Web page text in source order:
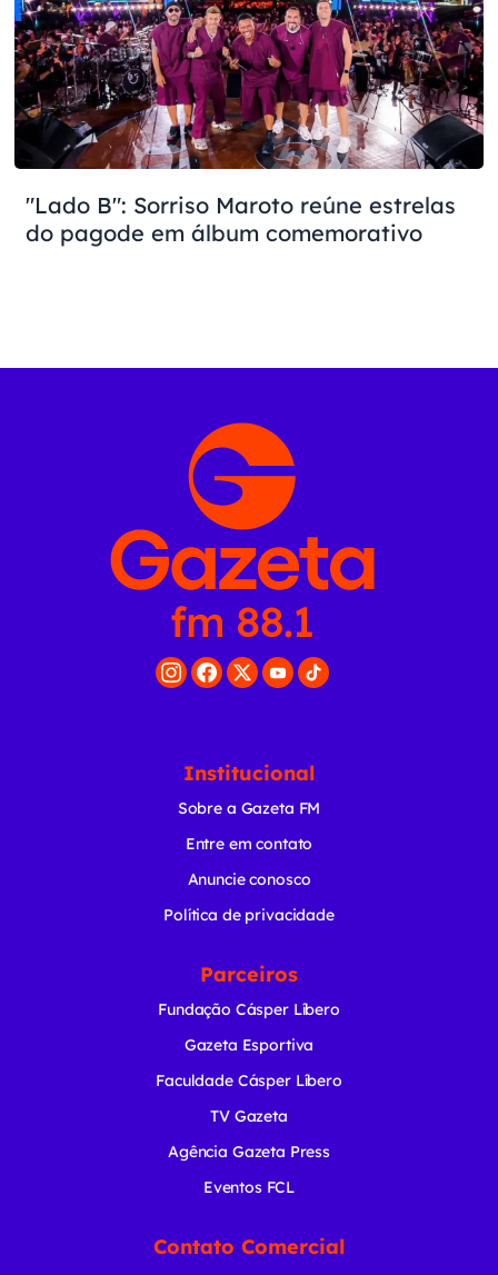
"Lado B": Sorriso Maroto reúne estrelas
do pagode em álbum comemorativo
Institucional
Sobre a Gazeta FM
Entre em contato
Anuncie conosco
Política de privacidade
Parceiros
Fundação Cásper Líbero
Gazeta Esportiva
Faculdade Cásper Líbero
TV Gazeta
Agência Gazeta Press
Eventos FCL
Contato Comercial